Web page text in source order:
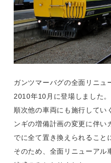
ガンツマーバグの全面リニュ
2010年10月に登場しました。
順次他の車両にも施行してい
ンギの増備計画の変更に伴い
でに全て置き換えられること
そのため、全面リニューア